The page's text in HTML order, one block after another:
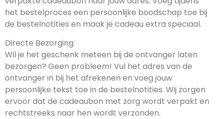
het bestelproces een persoonlijke boodschap toe bij
de bestelnotities en maak je cadeau extra speciaal.
Directe Bezorging:
Wil je het geschenk meteen bij de ontvanger laten
bezorgen? Geen probleem! Vul het adres van de
ontvanger in bij het afrekenen en voeg jouw
persoonlijke tekst toe in de bestelnotities. Wij zorgen
ervoor dat de cadeaubon met zorg wordt verpakt en
rechtstreeks naar hen wordt verzonden.